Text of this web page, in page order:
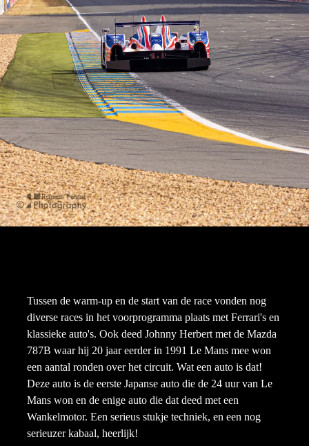
Tussen de warm-up en de start van de race vonden nog
diverse races in het voorprogramma plaats met Ferrari's en
klassieke auto's. Ook deed Johnny Herbert met de Mazda
787B waar hij 20 jaar eerder in 1991 Le Mans mee won
een aantal ronden over het circuit. Wat een auto is dat!
Deze auto is de eerste Japanse auto die de 24 uur van Le
Mans won en de enige auto die dat deed met een
Wankelmotor. Een serieus stukje techniek, en een nog
serieuzer kabaal, heerlijk!